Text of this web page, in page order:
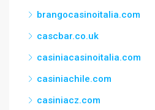
brangocasinoitalia.com
cascbar.co.uk
casiniacasinoitalia.com
casiniachile.com
casiniacz.com